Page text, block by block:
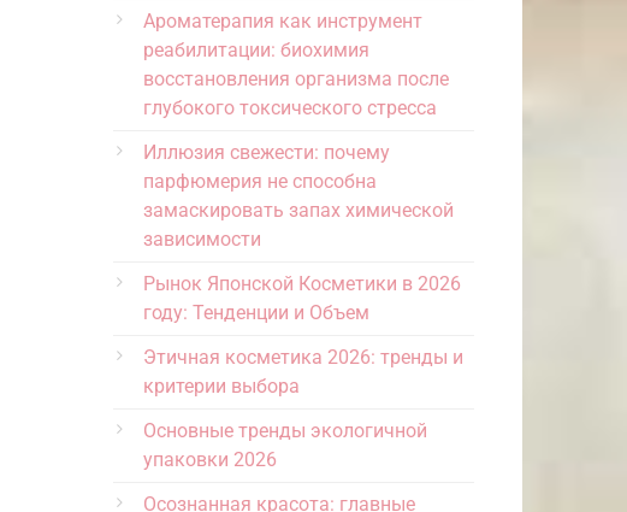
Ароматерапия как инструмент
реабилитации: биохимия
восстановления организма после
глубокого токсического стресса
Иллюзия свежести: почему
парфюмерия не способна
замаскировать запах химической
зависимости
Рынок Японской Косметики в 2026
году: Тенденции и Объем
Этичная косметика 2026: тренды и
критерии выбора
Основные тренды экологичной
упаковки 2026
Осознанная красота: главные